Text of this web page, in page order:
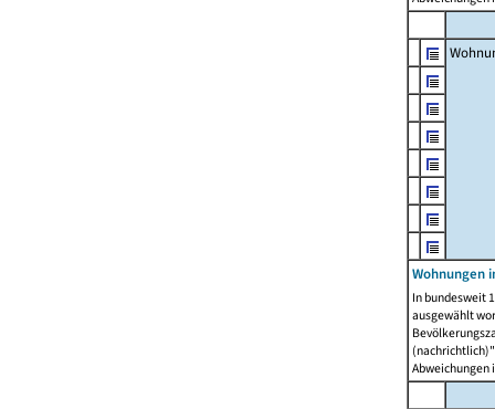
Wohnungen
In bundesweit
ausgewählt
Abweichungen